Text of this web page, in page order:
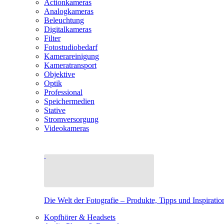
Actionkameras
Analogkameras
Beleuchtung
Digitalkameras
Filter
Fotostudiobedarf
Kamerareinigung
Kameratransport
Objektive
Optik
Professional
Speichermedien
Stative
Stromversorgung
Videokameras
Die Welt der Fotografie – Produkte, Tipps und
Kopfhörer & Headsets